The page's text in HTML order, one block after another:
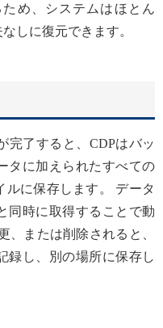
め、システムはほとん
しに復元できます。
完了すると、CDPはバッ
タに加えられたすべての
ルに保存します。 データ
同時に取得することで動
、または削除されると、
録し、別の場所に保存し